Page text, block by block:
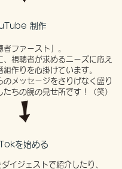
制作
ファースト」。
、視聴者が求めるニーズに応え
作りを心掛けています。
のメッセージをさりげなく盛り
たちの腕の見せ所です！（笑）
を始める
イジェストで紹介したり、